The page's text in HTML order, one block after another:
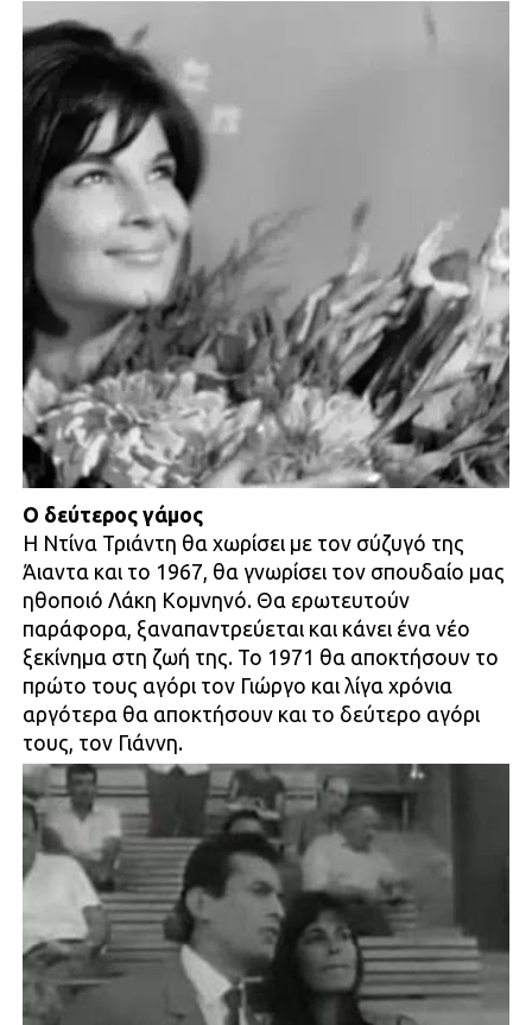
Ο δεύτερος γάμος
Η Ντίνα Τριάντη θα χωρίσει με τον σύζυγό της
Άιαντα και το 1967, θα γνωρίσει τον σπουδαίο μας
ηθοποιό Λάκη Κομνηνό. Θα ερωτευτούν
παράφορα, ξαναπαντρεύεται και κάνει ένα νέο
ξεκίνημα στη ζωή της. Το 1971 θα αποκτήσουν το
πρώτο τους αγόρι τον Γιώργο και λίγα χρόνια
αργότερα θα αποκτήσουν και το δεύτερο αγόρι
τους, τον Γιάννη.